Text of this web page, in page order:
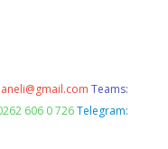
Teams:
606 0 726 Telegram: